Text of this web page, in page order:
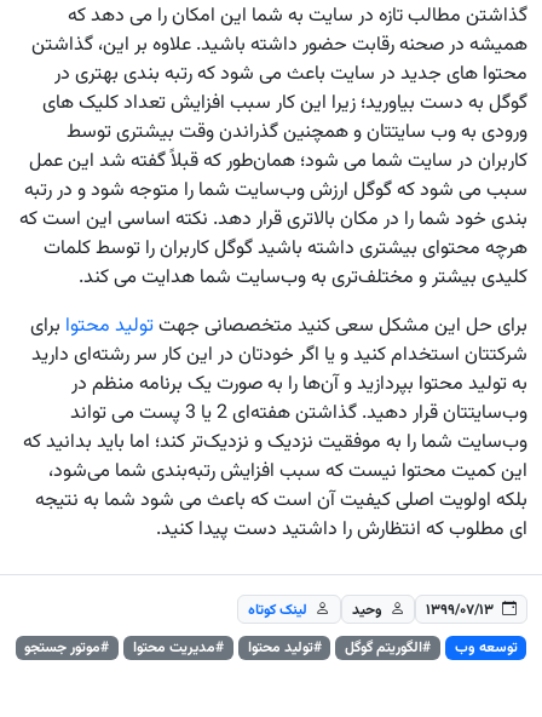
گذاشتن مطالب تازه در سایت به شما این امکان را می ‌دهد که
همیشه در صحنه رقابت حضور داشته باشید. علاوه بر این، گذاشتن
محتوا های جدید در سایت باعث می ‌شود که رتبه ‌بندی بهتری در
گوگل به دست بیاورید؛ زیرا این کار سبب افزایش تعداد کلیک‌ های
ورودی به وب‌ سایتتان و همچنین گذراندن وقت بیشتری توسط
کاربران در سایت شما می ‌شود؛ همان‌طور که قبلاً گفته شد این عمل
سبب می ‌شود که گوگل ارزش وب‌سایت شما را متوجه شود و در رتبه
‌بندی خود شما را در مکان بالاتری قرار دهد. نکته اساسی این است که
هرچه محتوای بیشتری داشته باشید گوگل کاربران را توسط کلمات
کلیدی بیشتر و مختلف‌تری به وب‌سایت شما هدایت می ‌کند.
برای حل این مشکل سعی کنید متخصصانی جهتتولید محتوا برای
شرکتتان استخدام کنید و یا اگر خودتان در این کار سر رشته‌ای دارید
به تولید محتوا بپردازید و آن‌ها را به صورت یک برنامه منظم در
وب‌سایتتان قرار دهید. گذاشتن هفته‌ای 2 یا 3 پست می ‌تواند
وب‌سایت شما را به موفقیت نزدیک و نزدیک‌تر کند؛ اما باید بدانید که
این کمیت محتوا نیست که سبب افزایش رتبه‌بندی شما می‌شود،
بلکه اولویت اصلی کیفیت آن است که باعث می ‌شود شما به نتیجه
‌ای مطلوب که انتظارش را داشتید دست پیدا کنید.
۱۳۹۹/۰۷/۱۳ وحید
لینک کوتاه
توسعه وب
#الگوریتم گوگل #تولید محتوا #مدیریت محتوا #موتور جستجو